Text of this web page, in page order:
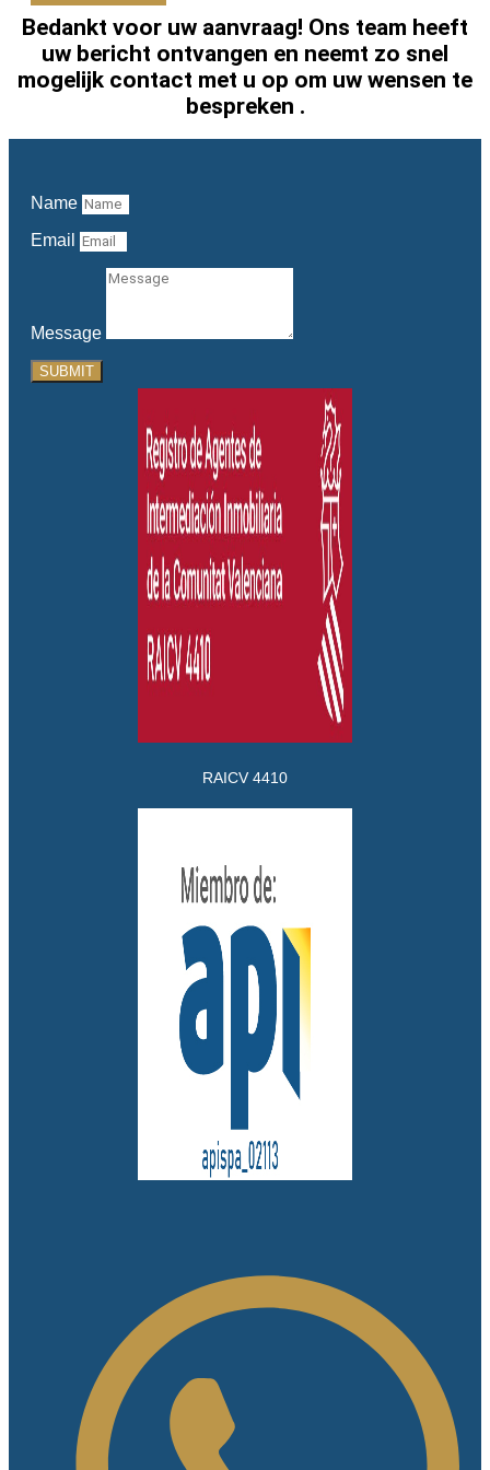
Bedankt voor uw aanvraag! Ons team heeft
uw bericht ontvangen en neemt zo snel
mogelijk contact met u op om uw wensen te
bespreken .
Name
Email
Message
SUBMIT
RAICV 4410